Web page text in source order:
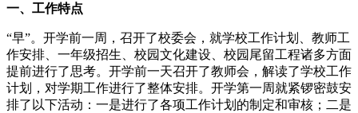
一、工作特点
“早”。开学前一周，召开了校委会，就学校工作计划、教师工
作安排、一年级招生、校园文化建设、校园尾留工程诸多方面
提前进行了思考。开学前一天召开了教师会，解读了学校工作
计划，对学期工作进行了整体安排。开学第一周就紧锣密鼓安
排了以下活动：一是进行了各项工作计划的制定和审核；二是